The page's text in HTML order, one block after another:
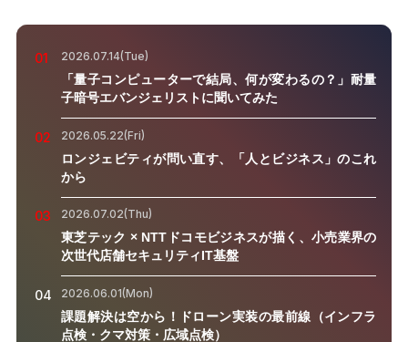
01 2026.07.14(Tue)
「量子コンピューターで結局、何が変わるの？」耐量
子暗号エバンジェリストに聞いてみた
02 2026.05.22(Fri)
ロンジェビティが問い直す、「人とビジネス」のこれ
から
03 2026.07.02(Thu)
東芝テック × NTTドコモビジネスが描く、小売業界の
次世代店舗セキュリティIT基盤
04 2026.06.01(Mon)
課題解決は空から！ドローン実装の最前線（インフラ
点検・クマ対策・広域点検）